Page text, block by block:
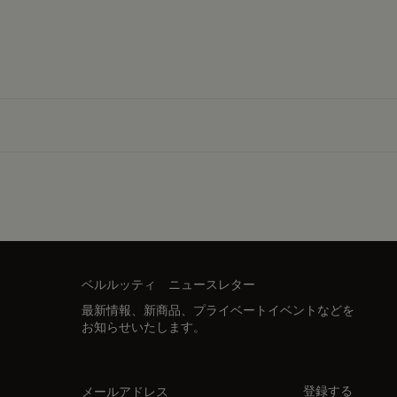
ベルルッティ ニュースレター
最新情報、新商品、プライベートイベントなどを
お知らせいたします。
登録する